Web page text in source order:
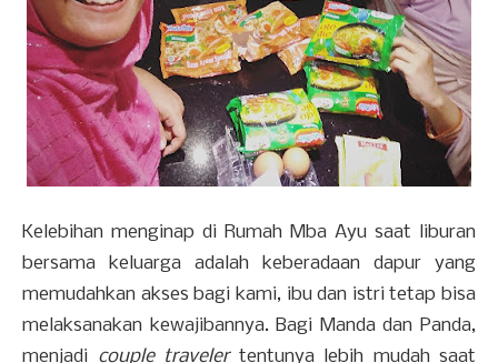
Kelebihan menginap di Rumah Mba Ayu saat liburan
bersama keluarga adalah keberadaan dapur yang
memudahkan akses bagi kami, ibu dan istri tetap bisa
melaksanakan kewajibannya. Bagi Manda dan Panda,
menjadi couple travelertentunya lebih mudah saat